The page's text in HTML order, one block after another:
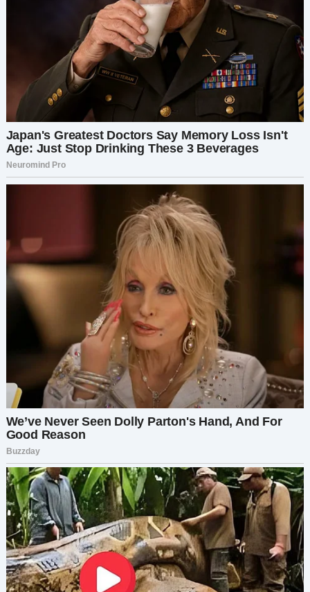
она заботится о нас всех.
Однако в последнее время меня кое-что
беспокоило. Петя стал более тихим, замкнутым,
особенно после того, как проводил время у
Людмилы. Я спрашивала его:«Всё в порядке,
милый?», а он лишь пожимал плечами: «Да, мам,
всё нормально». Но я видела, что что-то не так.
Я не хотела на него давить и ждала, надеясь,
что он сам раскроется, когда будет готов.
И вот однажды я решила забрать мальчиков из
дома Людмилы без предупреждения. Петя и
Матвей гостили у неё несколько дней в
неделю во время летних каникул, и я подумала,
что будет здорово устроить им сюрприз. Я
собрала их любимую еду, пару новых игрушек и
поехала к ней.
Подъезжая к её дому, я улыбалась, представляя
лица мальчиков, когда они меня увидят. Я не
постучала — я никогда этого не делаю. Мы же
семья. Я потянулась к дверной ручке, ожидая
услышать смех или звуки их игры. Но то, что я
услышала, заставило меня замереть на месте.
«Петя! Я сказала тебе сидеть в комнате и не
выходить, ты, маленький…»
Моё сердце замерло. Я услышала голос Пети,
тихий и дрожащий: «Бабушка, пожалуйста,
прости…»
«Я тебе не бабушка! И чтобы больше никогда